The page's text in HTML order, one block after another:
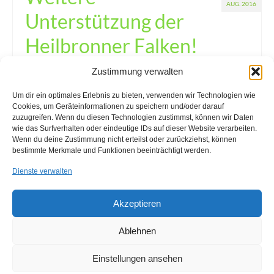
Zustimmung verwalten
Um dir ein optimales Erlebnis zu bieten, verwenden wir Technologien wie
Cookies, um Geräteinformationen zu speichern und/oder darauf
zuzugreifen. Wenn du diesen Technologien zustimmst, können wir Daten
wie das Surfverhalten oder eindeutige IDs auf dieser Website verarbeiten.
Wenn du deine Zustimmung nicht erteilst oder zurückziehst, können
bestimmte Merkmale und Funktionen beeinträchtigt werden.
Dienste verwalten
Akzeptieren
Ablehnen
Einstellungen ansehen
AUG. 2016
Unterstützung der
Heilbronner Falken!
Neuigkeiten | 0
Wir unterstützen die Heilbronner Falken auch in der Eishockey
Saison 2016/17. Die Falken spielen auch in dieser Saison
weiter in der DEL2. Über die genauen Sponsoring-Maßnahmen
werden wir hier weiter berichten. Wir wünschen dem Team alles
Gute und viel Erfolg für …Weiter
DEL2,Eishockey
Anfahrt Cookie-Richtlinie (EU)